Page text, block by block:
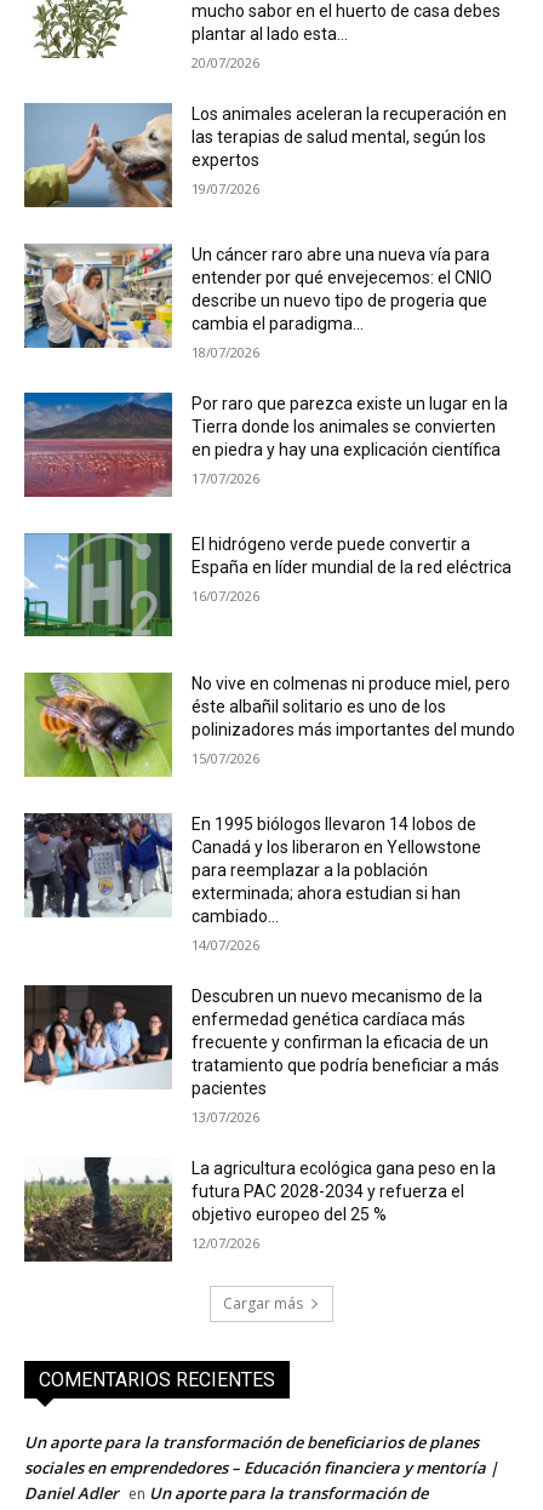
mucho sabor en el huerto de casa debes
plantar al lado esta...
20/07/2026
Los animales aceleran la recuperación en
las terapias de salud mental, según los
expertos
19/07/2026
Un cáncer raro abre una nueva vía para
entender por qué envejecemos: el CNIO
describe un nuevo tipo de progeria que
cambia el paradigma...
18/07/2026
Por raro que parezca existe un lugar en la
Tierra donde los animales se convierten
en piedra y hay una explicación científica
17/07/2026
El hidrógeno verde puede convertir a
España en líder mundial de la red eléctrica
16/07/2026
No vive en colmenas ni produce miel, pero
éste albañil solitario es uno de los
polinizadores más importantes del mundo
15/07/2026
En 1995 biólogos llevaron 14 lobos de
Canadá y los liberaron en Yellowstone
para reemplazar a la población
exterminada; ahora estudian si han
cambiado...
14/07/2026
Descubren un nuevo mecanismo de la
enfermedad genética cardíaca más
frecuente y confirman la eficacia de un
tratamiento que podría beneficiar a más
pacientes
13/07/2026
La agricultura ecológica gana peso en la
futura PAC 2028-2034 y refuerza el
objetivo europeo del 25 %
12/07/2026
Cargar más
COMENTARIOS RECIENTES
Un aporte para la transformación de beneficiarios de planes
sociales en emprendedores – Educación financiera y mentoría |
Daniel Adler en Un aporte para la transformación de